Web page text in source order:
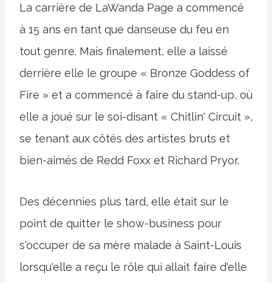
La carrière de LaWanda Page a commencé
à 15 ans en tant que danseuse du feu en
tout genre. Mais finalement, elle a laissé
derrière elle le groupe « Bronze Goddess of
Fire » et a commencé à faire du stand-up, où
elle a joué sur le soi-disant « Chitlin' Circuit »,
se tenant aux côtés des artistes bruts et
bien-aimés de Redd Foxx et Richard Pryor.
Des décennies plus tard, elle était sur le
point de quitter le show-business pour
s'occuper de sa mère malade à Saint-Louis
lorsqu'elle a reçu le rôle qui allait faire d'elle